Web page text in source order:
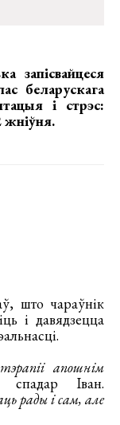
запісвайцеся
беларускага
і стрэс:
жніўня.
што чараўнік
і давядзецца
апошнім
Іван.
рады і сам, але